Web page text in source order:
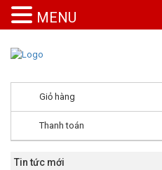
Giỏ hàng
Thanh toán
Tin tức mới
MENU